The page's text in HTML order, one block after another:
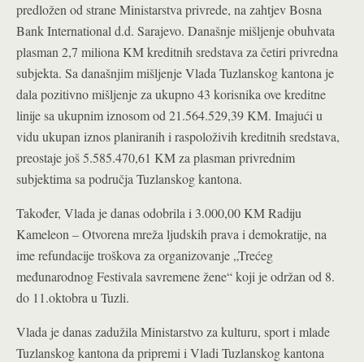
predložen od strane Ministarstva privrede, na zahtjev Bosna
Bank International d.d. Sarajevo. Današnje mišljenje obuhvata
plasman 2,7 miliona KM kreditnih sredstava za četiri privredna
subjekta. Sa današnjim mišljenje Vlada Tuzlanskog kantona je
dala pozitivno mišljenje za ukupno 43 korisnika ove kreditne
linije sa ukupnim iznosom od 21.564.529,39 KM. Imajući u
vidu ukupan iznos planiranih i raspoloživih kreditnih sredstava,
preostaje još 5.585.470,61 KM za plasman privrednim
subjektima sa područja Tuzlanskog kantona.
Također, Vlada je danas odobrila i 3.000,00 KM Radiju
Kameleon – Otvorena mreža ljudskih prava i demokratije, na
ime refundacije troškova za organizovanje „Trećeg
međunarodnog Festivala savremene žene“ koji je održan od 8.
do 11.oktobra u Tuzli.
Vlada je danas zadužila Ministarstvo za kulturu, sport i mlade
Tuzlanskog kantona da pripremi i Vladi Tuzlanskog kantona